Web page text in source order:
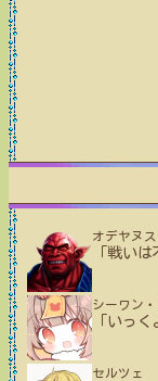
オデヤヌ
「戦い
シーワン
「いっく
セルツェ